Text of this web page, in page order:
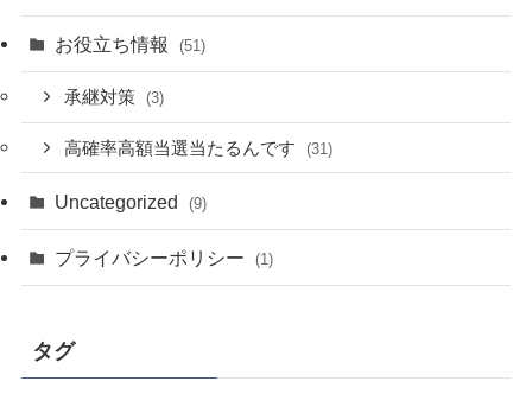
お役立ち情報 (51)
承継対策 (3)
高確率高額当選当たるんです (31)
Uncategorized (9)
プライバシーポリシー (1)
タグ